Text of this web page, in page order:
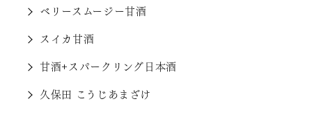
ベリースムージー甘酒
スイカ甘酒
甘酒+スパークリング日本酒
久保田 こうじあまざけ